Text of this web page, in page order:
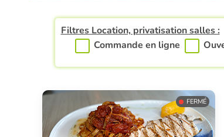
Filtres Location, privatisation salles :
Commande en ligne
FERMÉ